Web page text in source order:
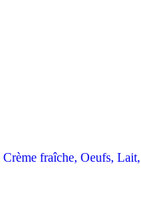
Crème fraîche, Oeufs, Lait,